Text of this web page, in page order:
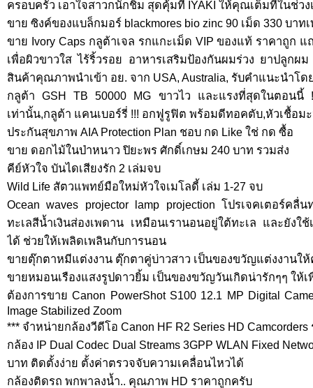
ครอบครัว เอาใจสาวกนักชิม สุดคุ้มที่ IYAKI ให้คุณเต็มที่ในช่วง
ขาย ซิงค์ของแบล็กมอร์ blackmores bio zinc 90 เม็ด 330 บาท
ขาย Ivory Caps กลูต้าเจล รกแกะเม็ด VIP ของแท้ ราคาถูก
เพื่อผิวขาวใส ไร้ริ้วรอย อาหารเสริมป้องกันผมร่วง ยาปลูก
สินค้าคุณภาพนำเข้า อย. จาก USA, Australia, รับคำแนะนำโด
กลูต้า GSH TB 50000 MG ขาวไว และแรงที่สุดในตอนนี้
เท่านั้น,กลูต้า แคนเบอร์รี่ !!! อกฟูรูฟิต พร้อมดีทอคตับ,หัวเชื้อม
ประกันสุขภาพ AIA Protection Plan ชอบ กด Like ใช่ กด ซื้อ
ขาย ดอกไม้ในป่าหนาว ปิยะพร ศักดิ์เกษม 240 บาท รวมส่ง
คีย์หัวใจ บันไดเสียงรัก 2 เล่มจบ
Wild Life สัตวแพทย์มือใหม่หัวใจเมโลดี้ เล่ม 1-27 จบ
Ocean waves projector lamp projection โปรเจคเตอร์คลื่
ทะเลสีน้ำเงินส่องเพดาน เหมือนเรานอนอยู่ใต้ทะเล และยังใ
ได้ ช่วยให้เพลิดเพลินกับการนอน
ขายตุ๊กตาหมีแต่งงาน ตุ๊กตาคู่บ่าวสาว เป็นของขวัญแต่งงานให้
ขายหมอนเรืองแสงรูปดาวยิ้ม เป็นของขวัญวันเกิดน่ารักๆๆ ใ
ต้องการขาย Canon PowerShot S100 12.1 MP Digital
Image Stabilized Zoom
*** จำหน่ายกล้องวีดีโอ Canon HF R2 Series HD Camcorders
กล้อง IP Dual Codec Dual Streams 3GPP WLAN Fixed
บาท ติดตั้งง่าย ตั้งค่าตรวจจับความเคลื่อนไหวได้
กล้องติดรถ พกพาลงน้ำ.. คุณภาพ HD ราคาถูกครับ